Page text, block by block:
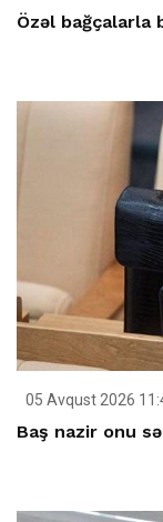
Özəl bağçalarla
05 Avqust 2026
Baş nazir onu